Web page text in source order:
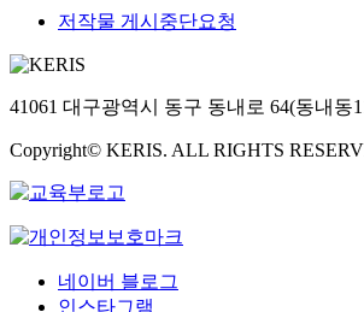
저작물 게시중단요청
41061 대구광역시 동구 동내로 64(동내동
Copyright© KERIS. ALL RIGHTS
네이버 블로그
인스타그램